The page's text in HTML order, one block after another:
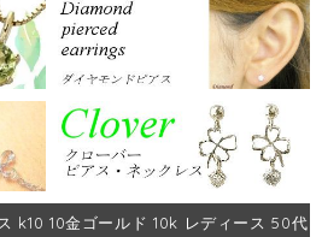
k10 10金ゴールド 10k レディース 50代